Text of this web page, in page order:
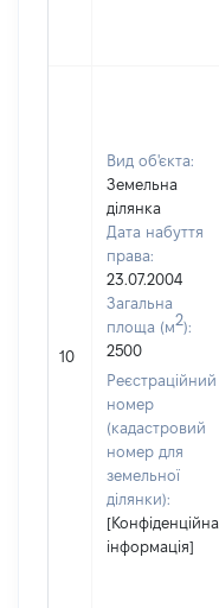
10
Вид об'єкта:
Земельна
ділянка
Дата набуття
права:
23.07.2004
Загальна
площа (м2):
2500
Реєстраційний
номер
(кадастровий
номер для
земельної
ділянки):
[Конфіденційна
інформація]